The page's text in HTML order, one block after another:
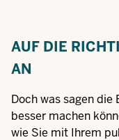
AUF DIE
AN
Doch was sagen die
besser machen
wie Sie mit Ihrem